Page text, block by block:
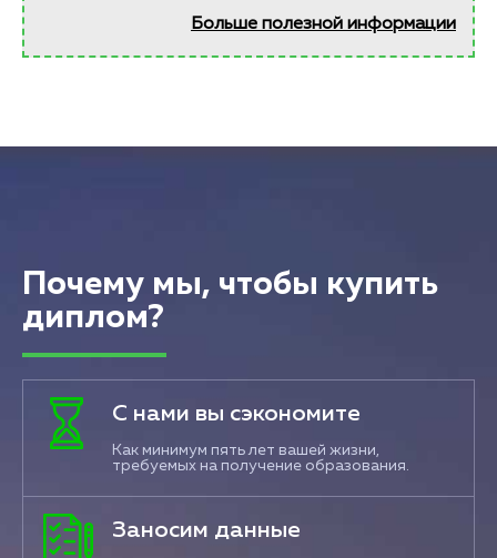
Больше полезной информации
Почему мы, чтобы купить
диплом?
С нами вы сэкономите
Как минимум пять лет вашей жизни,
требуемых на получение образования.
Заносим данные